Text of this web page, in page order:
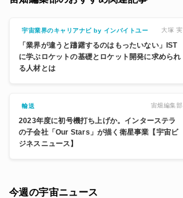
宇宙業界のキャリアナビ by インバイトユー 大塚 実
「業界が違うと躊躇するのはもったいない」IST
に学ぶロケットの基礎とロケット開発に求められ
る人材とは
輸送 宙畑編集部
2023年度に初号機打ち上げか。インターステラ
の子会社「Our Stars」が描く衛星事業【宇宙ビ
ジネスニュース】
今週の宇宙ニュース